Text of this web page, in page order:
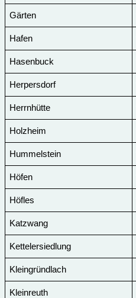
Gärten
Hafen
Hasenbuck
Herpersdorf
Herrnhütte
Holzheim
Hummelstein
Höfen
Höfles
Katzwang
Kettelersiedlung
Kleingründlach
Kleinreuth